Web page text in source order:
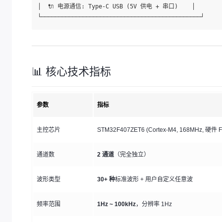
│  🔌 电源通信: Type-C USB (5V 供电 + 串口)    │
📊 核心技术指标
参数 指标
主控芯片 STM32F407ZET6 (Cortex-M4, 168MHz, 硬件
通道数 2 通道 （完全独立）
波形类型 30+ 种标准波形 + 用户自定义任意波
频率范围 1Hz ~ 100kHz，分辨率 1Hz